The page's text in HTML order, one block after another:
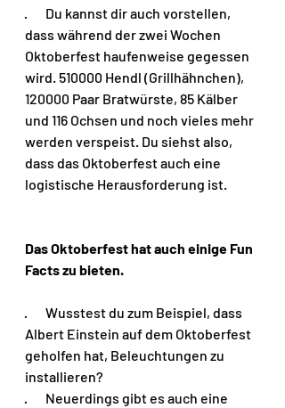
·       Du kannst dir auch vorstellen,
dass während der zwei Wochen
Oktoberfest haufenweise gegessen
wird. 510000 Hendl (Grillhähnchen),
120000 Paar Bratwürste, 85 Kälber
und 116 Ochsen und noch vieles mehr
werden verspeist. Du siehst also,
dass das Oktoberfest auch eine
logistische Herausforderung ist.
Das Oktoberfest hat auch einige Fun
Facts zu bieten.
·       Wusstest du zum Beispiel, dass
Albert Einstein auf dem Oktoberfest
geholfen hat, Beleuchtungen zu
installieren?
·       Neuerdings gibt es auch eine